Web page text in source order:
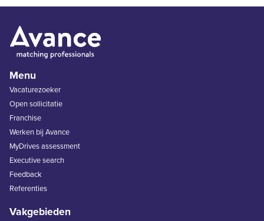
Menu
Vacaturezoeker
Open sollicitatie
Franchise
Werken bij Avance
MyDrives assessment
Executive search
Feedback
Referenties
Vakgebieden